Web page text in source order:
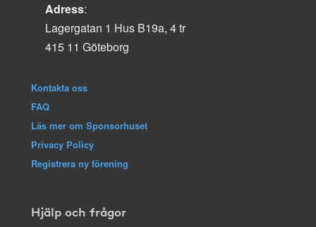
Adress:
Lagergatan 1 Hus B19a, 4 tr
415 11 Göteborg
Kontakta oss
FAQ
Läs mer om Sponsorhuset
Privacy Policy
Registrera ny förening
Hjälp och frågor